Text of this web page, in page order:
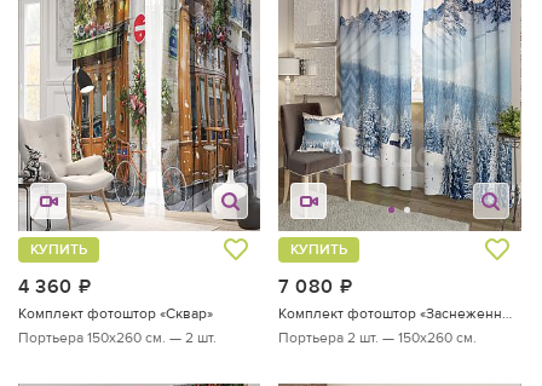
4 360
КУПИТЬ
Комплект фотоштор «Сквар»
Портьера 150х260 см. — 2 шт.
7 080
КУПИТЬ
Комплект фотоштор «Заснеженный пейзаж»
Портьера 2 шт. — 150х260 см.